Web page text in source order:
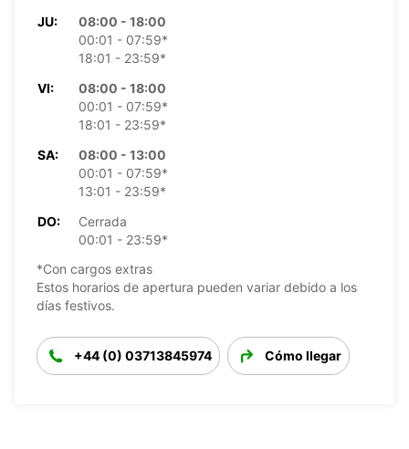
JU:
08:00 - 18:00
00:01 - 07:59*
18:01 - 23:59*
VI:
08:00 - 18:00
00:01 - 07:59*
18:01 - 23:59*
SA:
08:00 - 13:00
00:01 - 07:59*
13:01 - 23:59*
DO:
Cerrada
00:01 - 23:59*
*Con cargos extras
Estos horarios de apertura pueden variar debido a los
días festivos.
+44 (0) 03713845974 Cómo llegar